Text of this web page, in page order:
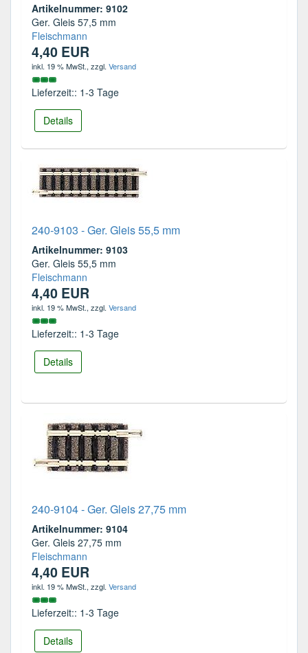
Artikelnummer: 9102
Ger. Gleis 57,5 mm
Fleischmann
4,40 EUR
inkl. 19 % MwSt., zzgl. Versand
Lieferzeit:: 1-3 Tage
Details
240-9103 - Ger. Gleis 55,5 mm
Artikelnummer: 9103
Ger. Gleis 55,5 mm
Fleischmann
4,40 EUR
inkl. 19 % MwSt., zzgl. Versand
Lieferzeit:: 1-3 Tage
Details
240-9104 - Ger. Gleis 27,75 mm
Artikelnummer: 9104
Ger. Gleis 27,75 mm
Fleischmann
4,40 EUR
inkl. 19 % MwSt., zzgl. Versand
Lieferzeit:: 1-3 Tage
Details